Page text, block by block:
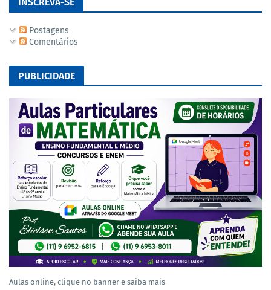
Postagens
Comentários
PUBLICIDADE
Aulas online, clique no banner e saiba mais